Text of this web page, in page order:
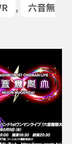
,
六音無